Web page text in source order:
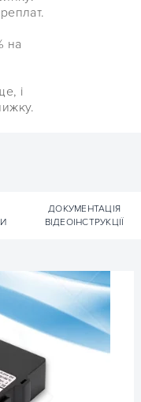
на
і
ДОКУМЕНТАЦІЯ
ВІДЕОІНСТРУКЦІЇ
(ex-BCE) FMS500
імпульсів,
(ex-BCE)
Xirgo FMS500